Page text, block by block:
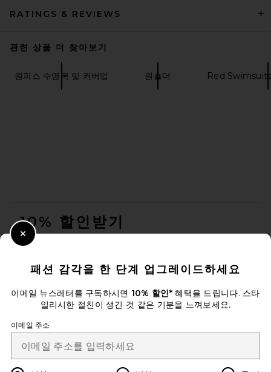
Lovers and Friends Show Me
RATINGS & REVIEWS
관련 상품 더 찾아보기
원피스 수영복 및 커버업 원숄더 Red
10% 할인받기
이메일을 제출하여 뉴스레터를 구독하실 수 있습니다. 언제든지 수신 거
Email Address
Sign Up
Change Country Regions
패션 감각을 한 단계 업그레이드하세요
이메일 뉴스레터를 구독하시면 10% 할인*혜택을 드립니다. 스타
일리시한 절친이 생긴 것 같은 기분을 느껴보세요.
이메일 주소
Close Modal